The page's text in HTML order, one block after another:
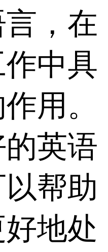
，在
中具
用。
英语
帮助
地处